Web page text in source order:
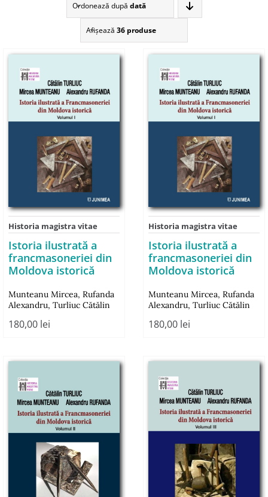
Ordonează după dată
Afişează 36 produse
Historia magistra vitae
Istoria ilustrată a
francmasoneriei din
Moldova istorică
Munteanu Mircea,Rufanda
Alexandru,Turliuc Cătălin
180,00 lei
Historia magistra vitae
Istoria ilustrată a
francmasoneriei din
Moldova istorică
Munteanu Mircea,Rufanda
Alexandru,Turliuc Cătălin
180,00 lei